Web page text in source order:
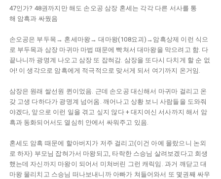
47인가? 48권까지만 해도 손오공 삼장 혼세는 각각 다른 서사를 통
해 암흑과 싸웠음
손오공은 부두목→ 혼세마왕→ 대마왕(108요괴)→암흑상제 이런 식으
로 부두목과 삼장 마귀마 마법 때문에 빡쳐서 대마왕을 막으려고 함. 다
끝나니까 광명계 나오고 삼장 또 잡혀감. 삼장을 또다시 다치게 할 순 없
어! 이 생각으로 암흑에게 적극적으로 맞서게 되서 여기까지 온거임.
삼장은 원래 쌀선원 퀸이었음. 근데 손오공 대신해서 마귀마 걸리고 온
갖 고생 다하다가 광명계 넘어옴. 깨어나고 상황 보니 사람들을 도와줘
야겠다, 앞으로 이런 일을 겪고 싶지 않다 + 대지여신 서사까지 해서 암
흑과 동화되어서도 열심히 안에서 싸워주고 있음.
혼세도 암흑 때문에 할아버지가 저주 걸리고(이건 아예 몰랐으니 논외
로 하자) 부모님 잡혀가서 마왕되고, 타락한 스승님 살려보겠다고 희생
했는데 자신까지 마왕이 되어서 미쳐버린 그런 캐릭임. 과거 깨닫고 대
마왕 물리치고 스승님 떠나보내니까 아빠가 쳐들어와서 또 몇권째 싸우